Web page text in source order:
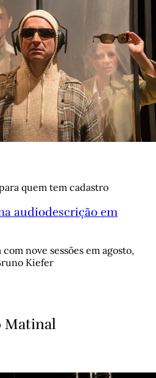
quem tem cadastro
audiodescrição em
nove sessões em agosto,
Kiefer
Matinal